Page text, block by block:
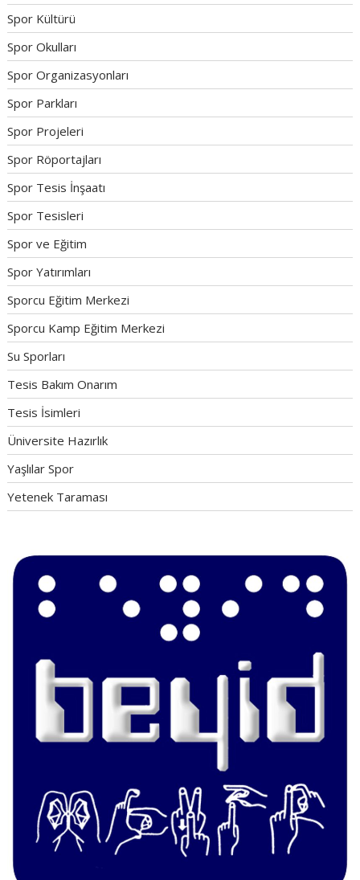
Spor Kültürü
Spor Okulları
Spor Organizasyonları
Spor Parkları
Spor Projeleri
Spor Röportajları
Spor Tesis İnşaatı
Spor Tesisleri
Spor ve Eğitim
Spor Yatırımları
Sporcu Eğitim Merkezi
Sporcu Kamp Eğitim Merkezi
Su Sporları
Tesis Bakım Onarım
Tesis İsimleri
Üniversite Hazırlık
Yaşlılar Spor
Yetenek Taraması